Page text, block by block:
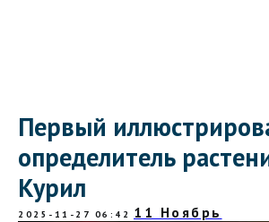
Первый
определитель
Курил
2025-11-27 06:42 11 Ноябрь